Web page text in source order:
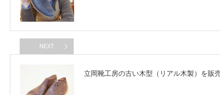
NEXT
立岡靴工房の古い木型（リアル木製）を販